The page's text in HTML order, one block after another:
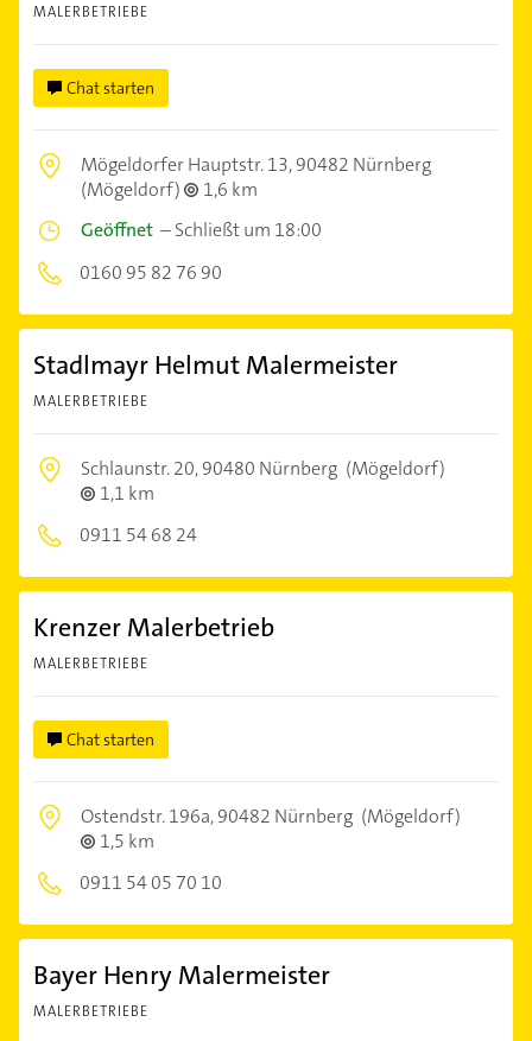
MALERBETRIEBE
Chat starten
Mögeldorfer Hauptstr. 13,90482 Nürnberg
(Mögeldorf)
1,6 km
Geöffnet –Schließt um 18:00
0160 95 82 76 90
Stadlmayr Helmut Malermeister
MALERBETRIEBE
Schlaunstr. 20,90480 Nürnberg (Mögeldorf)
1,1 km
0911 54 68 24
Krenzer Malerbetrieb
MALERBETRIEBE
Chat starten
Ostendstr. 196a,90482 Nürnberg (Mögeldorf)
1,5 km
0911 54 05 70 10
Bayer Henry Malermeister
MALERBETRIEBE